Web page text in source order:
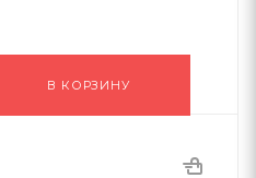
В КОРЗИНУ